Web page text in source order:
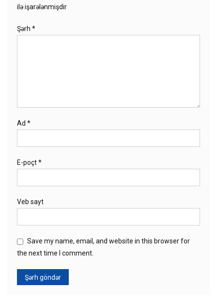
ilə işarələnmişdir
Şərh *
Ad *
E-poçt*
Veb sayt
Save my name, email, and website in this browser for
the next time I comment.